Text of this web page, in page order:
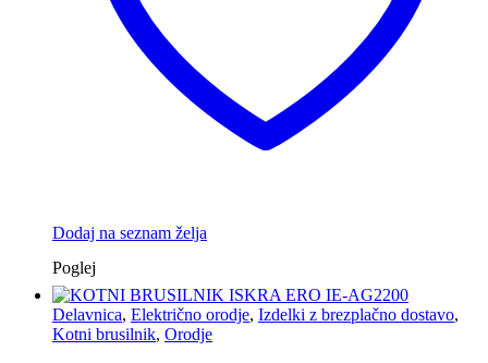
Dodaj na seznam želja
Poglej
Delavnica, Električno orodje, Izdelki z brezplačno dostavo,
Kotni brusilnik, Orodje